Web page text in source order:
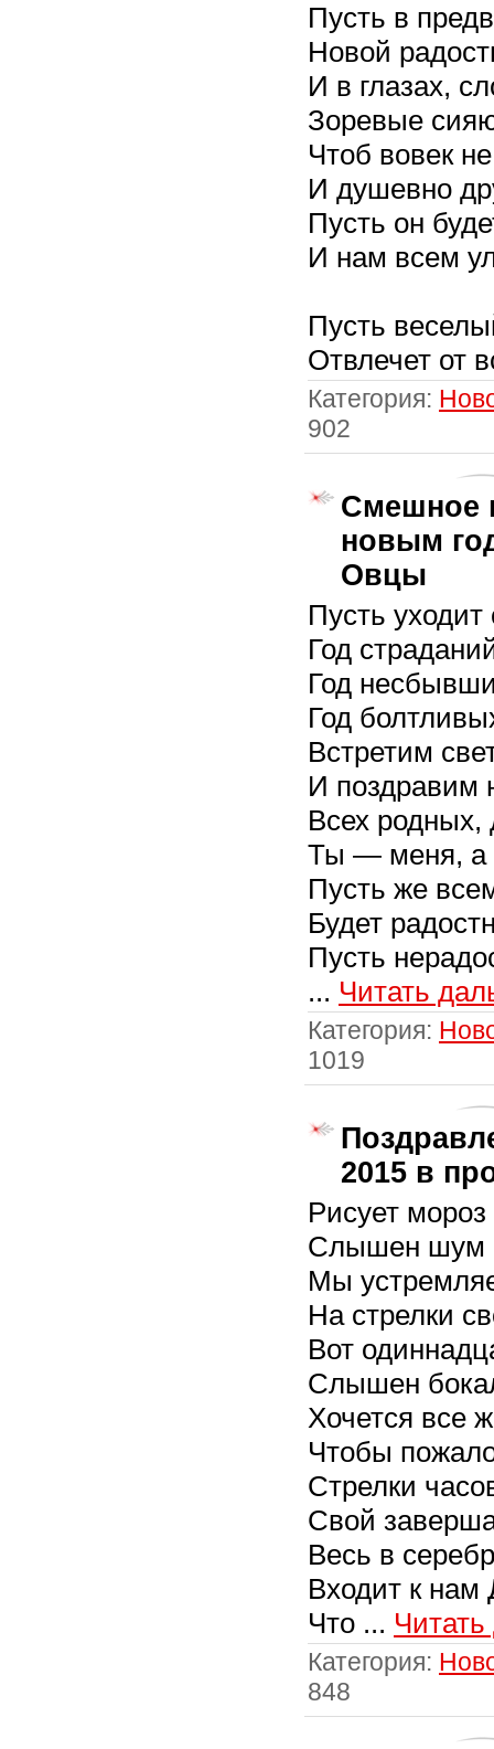
Пусть в
Hовой
И в глазах,
Зоревые
Чтоб вовек
И душевно
Пусть он
И нам всем
Пусть
Отвлечет от
Категория:
902
Смешное
новым
Овцы
Пусть уходит
Год
Год
Год
Встретим
И поздравим
Всех родных,
Ты — меня, а
Пусть же
Будет
Пусть
... Читать
Категория:
1019
2015 в
Рисует
Слышен шум
Мы
На стрелки
Вот
Слышен
Хочется все
Чтобы
Стрелки
Свой
Весь в
Входит к
Что ...
Категория:
848